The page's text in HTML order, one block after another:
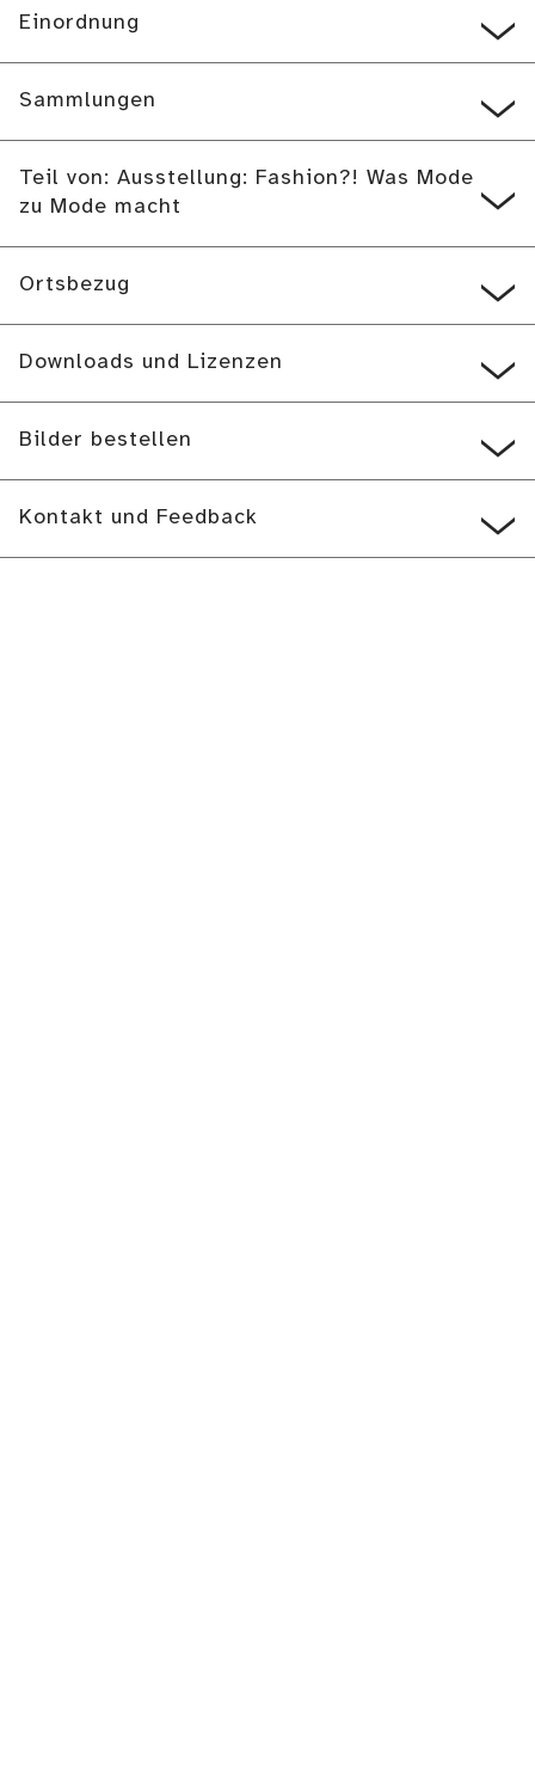
Einordnung
Sammlungen
Teil von: Ausstellung: Fashion?! Was Mode
zu Mode macht
Ortsbezug
Downloads und Lizenzen
Bilder bestellen
Kontakt und Feedback